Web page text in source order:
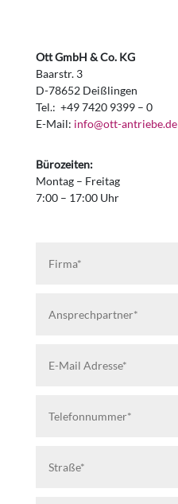
Ott GmbH & Co. KG
Baarstr. 3
D-78652 Deißlingen
Tel.: +49 7420 9399 – 0
E-Mail: info@ott-antriebe.de
Bürozeiten:
Montag – Freitag
7:00 – 17:00 Uhr